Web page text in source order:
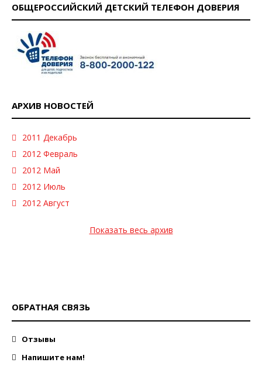
ОБЩЕРОССИЙСКИЙ ДЕТСКИЙ ТЕЛЕФОН ДОВЕРИЯ
АРХИВ НОВОСТЕЙ
2011 Декабрь
2012 Февраль
2012 Май
2012 Июль
2012 Август
Показать весь архив
ОБРАТНАЯ СВЯЗЬ
Отзывы
Напишите нам!